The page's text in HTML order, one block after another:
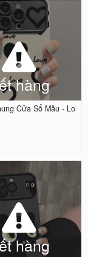
hàng
Cửa Sổ Mẫu - Lo
hàng